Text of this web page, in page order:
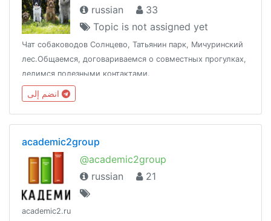
russian
33
Topic is not assigned yet
Чат собаководов Солнцево, Татьянин парк, Мичуринский
лес.Общаемся, договариваемся о совместных прогулках,
делимся полезными контактами.
academic2group
@academic2group
russian
21
academic2.ru